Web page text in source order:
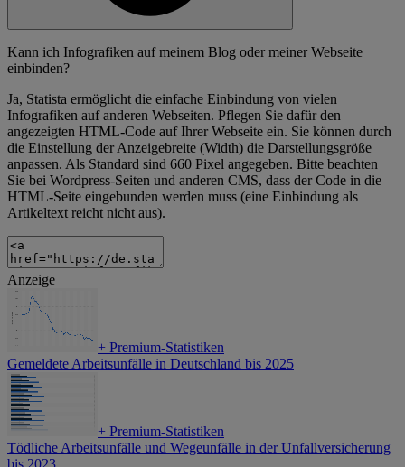
Kann ich Infografiken auf meinem Blog oder meiner Webseite
einbinden?
Ja, Statista ermöglicht die einfache Einbindung von vielen
Infografiken auf anderen Webseiten. Pflegen Sie dafür den
angezeigten HTML-Code auf Ihrer Webseite ein. Sie können durch
die Einstellung der Anzeigebreite (Width) die Darstellungsgröße
anpassen. Als Standard sind 660 Pixel angegeben. Bitte beachten
Sie bei Wordpress-Seiten und anderen CMS, dass der Code in die
HTML-Seite eingebunden werden muss (eine Einbindung als
Artikeltext reicht nicht aus).
Anzeige
+ Premium-Statistiken
Gemeldete Arbeitsunfälle in Deutschland bis 2025
+ Premium-Statistiken
Tödliche Arbeitsunfälle und Wegeunfälle in der Unfallversicherung